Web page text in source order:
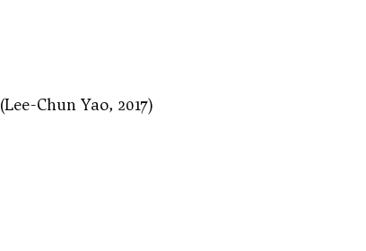
(Lee-Chun Yao, 2017)